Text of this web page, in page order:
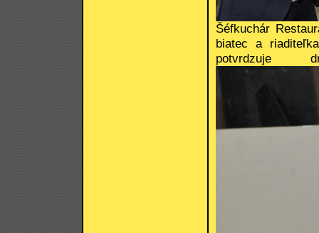
Šéfkuchár
biatec a
potvrdzuje